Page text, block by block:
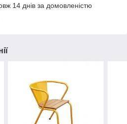
14 днів за домовленістю